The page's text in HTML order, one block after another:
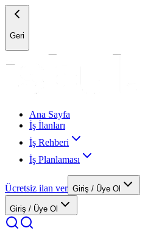
Geri
Ana Sayfa
İş İlanları
İş Rehberi
İş Planlaması
Ücretsiz ilan ver Giriş / Üye Ol
Giriş / Üye Ol